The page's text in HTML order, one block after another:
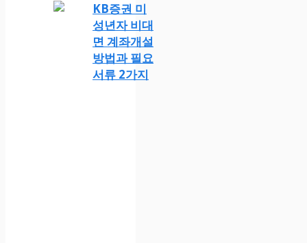
KB증권 미
성년자 비대
면 계좌개설
방법과 필요
서류 2가지